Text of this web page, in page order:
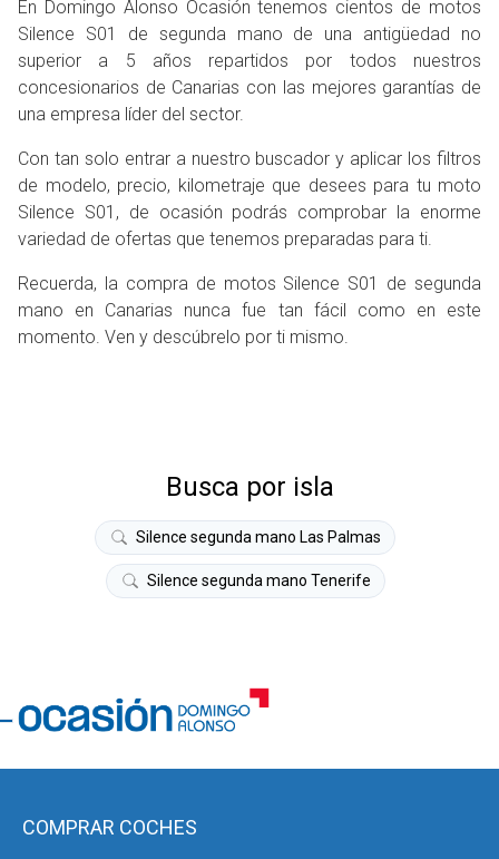
En Domingo Alonso Ocasión tenemos cientos de motos
Silence S01 de segunda mano de una antigüedad no
superior a 5 años repartidos por todos nuestros
concesionarios de Canarias con las mejores garantías de
una empresa líder del sector.
Con tan solo entrar a nuestro buscador y aplicar los filtros
de modelo, precio, kilometraje que desees para tu moto
Silence S01, de ocasión podrás comprobar la enorme
variedad de ofertas que tenemos preparadas para ti.
Recuerda, la compra de motos Silence S01 de segunda
mano en Canarias nunca fue tan fácil como en este
momento. Ven y descúbrelo por ti mismo.
Busca por isla
Silence segunda mano Las Palmas
Silence segunda mano Tenerife
COMPRAR COCHES